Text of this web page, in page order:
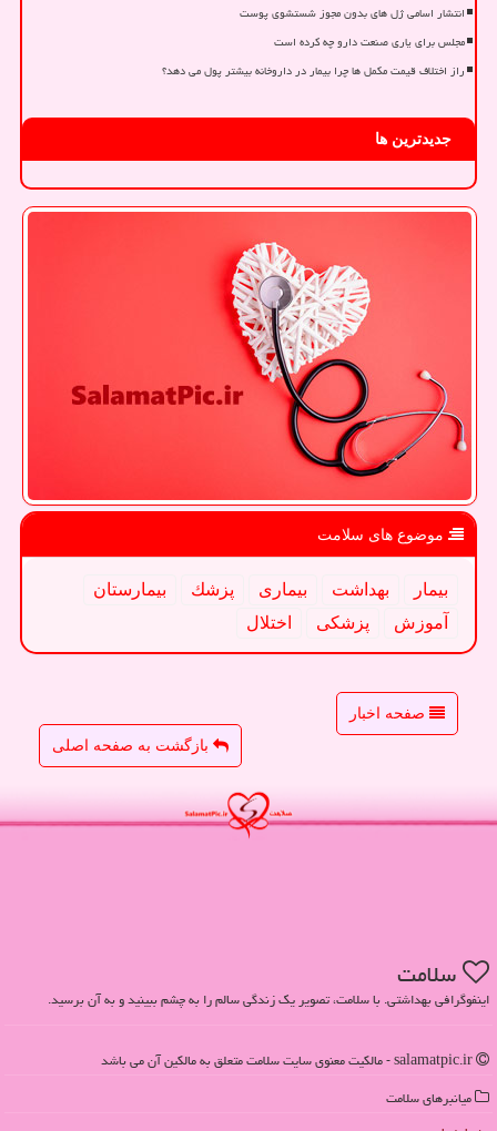
انتشار اسامی ژل های بدون مجوز شستشوی پوست
مجلس برای یاری صنعت دارو چه کرده است
راز اختلاف قیمت مکمل ها چرا بیمار در داروخانه بیشتر پول می دهد؟
جدیدترین ها
موضوع های سلامت
بیمار بهداشت بیماری پزشك
بیمارستان
آموزش
پزشكی اختلال
صفحه اخبار
بازگشت به صفحه اصلی
سلامت
اینفوگرافی بهداشتی. با سلامت، تصویر یک زندگی سالم را به چشم ببینید و به آن برسید.
میانبرهای سلامت